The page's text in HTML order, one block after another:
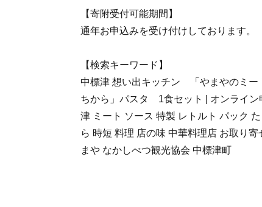
【寄附受付可能期間】
通年お申込みを受け付けしております。
【検索キーワード】
中標津 想い出キッチン 「やまやのミー
ちから」パスタ 1食セット | オンライン
津 ミート ソース 特製 レトルト パック
ら 時短 料理 店の味 中華料理店 お取り
まや なかしべつ観光協会 中標津町